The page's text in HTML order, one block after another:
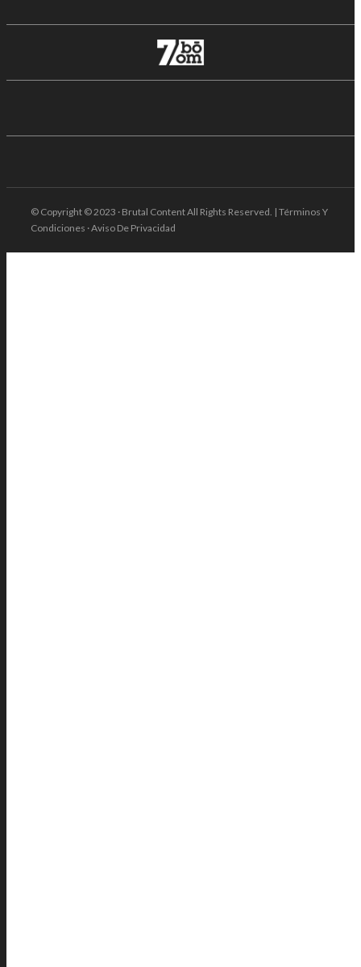
© Copyright © 2023 · Brutal Content All Rights Reserved. | Términos Y
Condiciones · Aviso De Privacidad